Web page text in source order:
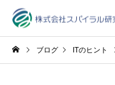
ブログ ITのヒント